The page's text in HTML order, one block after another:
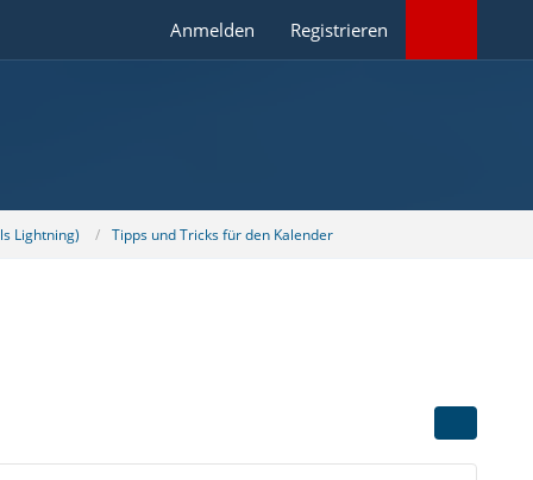
Anmelden Registrieren
Lightning) Tipps und Tricks für den Kalender